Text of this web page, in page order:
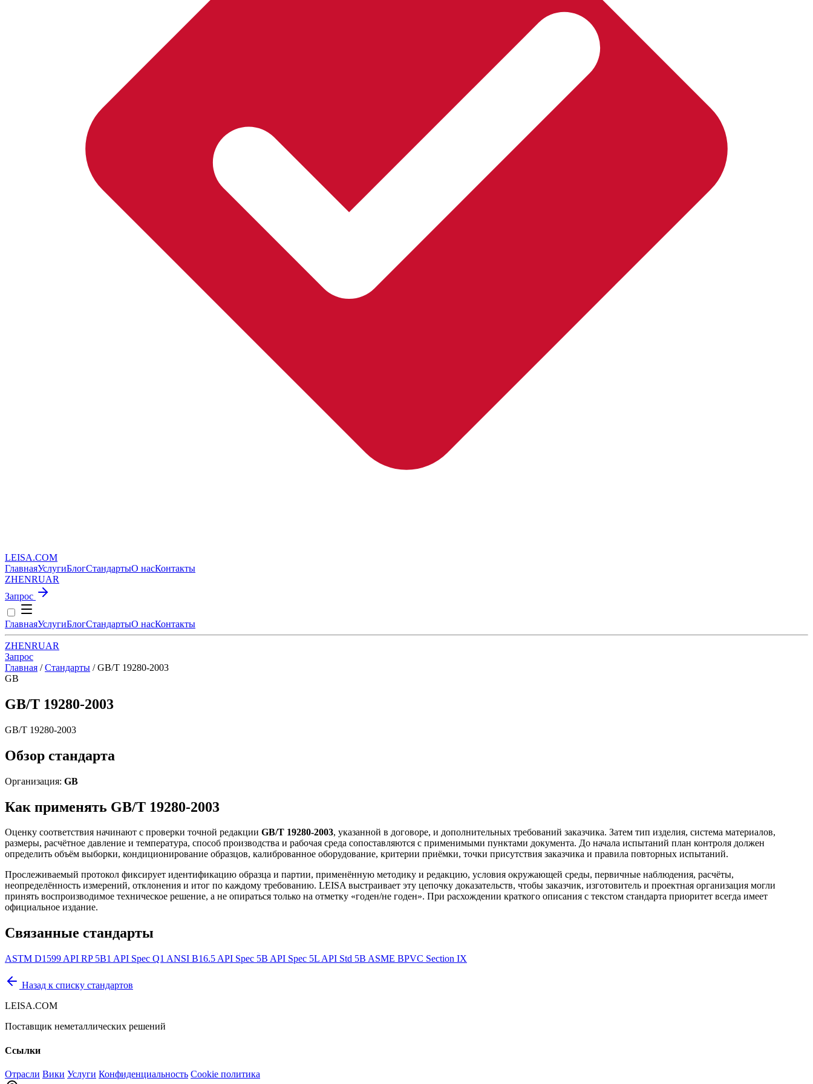
LEISA.COM
ГлавнаяУслугиБлогСтандартыО насКонтакты
ZHENRUAR
Запрос
ГлавнаяУслугиБлогСтандартыО насКонтакты
ZHENRUAR
Запрос
Главная / Стандарты / GB/T 19280-2003
GB
GB/T 19280-2003
GB/T 19280-2003
Обзор стандарта
Организация: GB
Как применять GB/T 19280-2003
Оценку соответствия начинают с проверки точной редакции GB/T 19280-2003, указанной в договоре, и дополнительных требований заказчика. Затем тип изделия, система материалов,
размеры, расчётное давление и температура, способ производства и рабочая среда сопоставляются с применимыми пунктами документа. До начала испытаний план контроля должен
определить объём выборки, кондиционирование образцов, калиброванное оборудование, критерии приёмки, точки присутствия заказчика и правила повторных испытаний.
Прослеживаемый протокол фиксирует идентификацию образца и партии, применённую методику и редакцию, условия окружающей среды, первичные наблюдения, расчёты,
неопределённость измерений, отклонения и итог по каждому требованию. LEISA выстраивает эту цепочку доказательств, чтобы заказчик, изготовитель и проектная организация могли
принять воспроизводимое техническое решение, а не опираться только на отметку «годен/не годен». При расхождении краткого описания с текстом стандарта приоритет всегда имеет
официальное издание.
Связанные стандарты
ASTM D1599 API RP 5B1 API Spec Q1 ANSI B16.5 API Spec 5B API Spec 5L API Std 5B ASME BPVC Section IX
Назад к списку стандартов
LEISA.COM
Поставщик неметаллических решений
Ссылки
Отрасли Вики Услуги Конфиденциальность Cookie политика